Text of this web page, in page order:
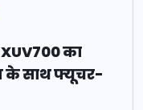
का
के साथ फ्यूचर-